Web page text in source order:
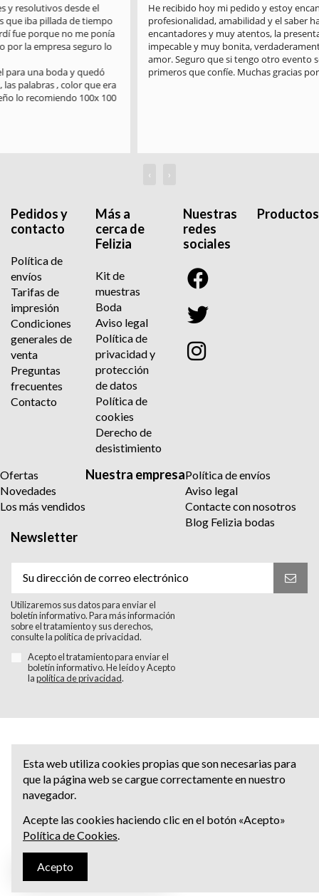
He recibido hoy mi pedido y estoy encantada. Gracias por la
profesionalidad, amabilidad y el saber hacer. Habéis sido
encantadores y muy atentos, la presentación del paquete es
impecable y muy bonita, verdaderamente es un trabajo hecho con
amor. Seguro que si tengo otro evento será en vosotros en los
primeros que confíe. Muchas gracias por todo. Un saludo
‹ ›
Pedidos y
contacto
Política de
envíos
Tarifas de
impresión
Condiciones
generales de
venta
Preguntas
frecuentes
Contacto
Más a
cerca de
Felizia
Kit de
muestras
Boda
Aviso legal
Política de
privacidad y
protección
de datos
Política de
cookies
Derecho de
desistimiento
Nuestras
redes
sociales
Productos
Ofertas
Novedades
Los más vendidos
Nuestra empresaPolítica de envíos
Aviso legal
Contacte con nosotros
Blog Felizia bodas
Newsletter
Utilizaremos sus datos para enviar el
boletín informativo. Para más información
sobre el tratamiento y sus derechos,
consulte la política de privacidad.
Acepto el tratamiento para enviar el
boletín informativo. He leído y Acepto
lapolítica de privacidad.
Escríbenos al Whatsapp
Esta web utiliza cookies propias que son necesarias para
que la página web se cargue correctamente en nuestro
navegador.
Acepte las cookies haciendo clic en el botón «Acepto»
Política de Cookies.
Acepto